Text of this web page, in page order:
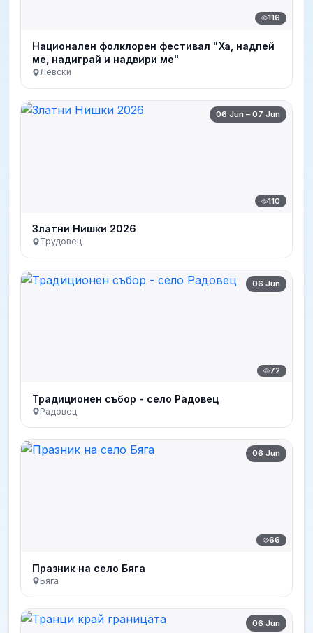
116
Национален фолклорен фестивал "Ха, надпей
ме, надиграй и надвири ме"
Левски
06 Jun – 07 Jun
110
Златни Нишки 2026
Трудовец
06 Jun
72
Традиционен събор - село Радовец
Радовец
06 Jun
66
Празник на село Бяга
Бяга
06 Jun